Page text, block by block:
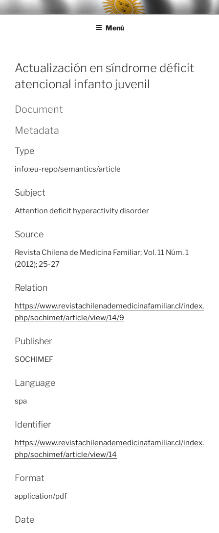
Ir
al
LEGISALUD
Menú
Actualización en síndrome déficit
atencional infanto juvenil
Document
Metadata
Type
info:eu-repo/semantics/article
Subject
Attention deficit hyperactivity disorder
Source
Revista Chilena de Medicina Familiar; Vol. 11 Núm. 1
(2012); 25-27
Relation
https://www.revistachilenademedicinafamiliar.cl/index.
php/sochimef/article/view/14/9
Publisher
SOCHIMEF
Language
spa
Identifier
https://www.revistachilenademedicinafamiliar.cl/index.
php/sochimef/article/view/14
Format
application/pdf
Date